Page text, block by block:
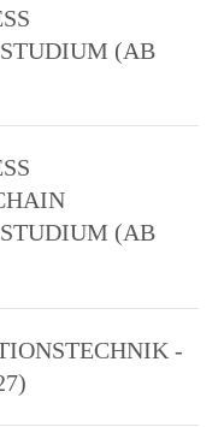
(AB
(AB
-